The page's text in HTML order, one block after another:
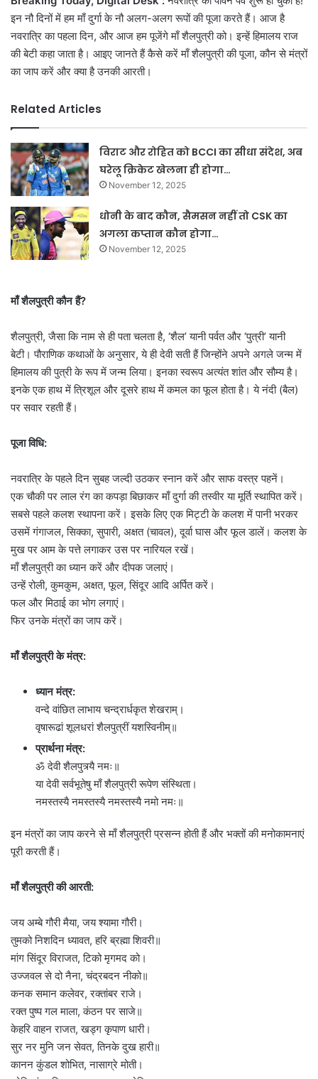
इन नौ दिनों में हम माँ दुर्गा के नौ अलग-अलग रूपों की पूजा करते हैं। आज है
नवरात्रि का पहला दिन, और आज हम पूजेंगे माँ शैलपुत्री को। इन्हें हिमालय राज
की बेटी कहा जाता है। आइए जानते हैं कैसे करें माँ शैलपुत्री की पूजा, कौन से मंत्रों
का जाप करें और क्या है उनकी आरती।
Related Articles
विराट और रोहित को BCCI का सीधा संदेश, अब
घरेलू क्रिकेट खेलना ही होगा…
November 12, 2025
धोनी के बाद कौन, सैमसन नहीं तो CSK का
अगला कप्तान कौन होगा…
November 12, 2025
माँ शैलपुत्री कौन हैं?
शैलपुत्री, जैसा कि नाम से ही पता चलता है, ‘शैल’ यानी पर्वत और ‘पुत्री’ यानी
बेटी। पौराणिक कथाओं के अनुसार, ये ही देवी सती हैं जिन्होंने अपने अगले जन्म में
हिमालय की पुत्री के रूप में जन्म लिया। इनका स्वरूप अत्यंत शांत और सौम्य है।
इनके एक हाथ में त्रिशूल और दूसरे हाथ में कमल का फूल होता है। ये नंदी (बैल)
पर सवार रहती हैं।
पूजा विधि:
नवरात्रि के पहले दिन सुबह जल्दी उठकर स्नान करें और साफ वस्त्र पहनें।
एक चौकी पर लाल रंग का कपड़ा बिछाकर माँ दुर्गा की तस्वीर या मूर्ति स्थापित करें।
सबसे पहले कलश स्थापना करें। इसके लिए एक मिट्टी के कलश में पानी भरकर
उसमें गंगाजल, सिक्का, सुपारी, अक्षत (चावल), दूर्वा घास और फूल डालें। कलश के
मुख पर आम के पत्ते लगाकर उस पर नारियल रखें।
माँ शैलपुत्री का ध्यान करें और दीपक जलाएं।
उन्हें रोली, कुमकुम, अक्षत, फूल, सिंदूर आदि अर्पित करें।
फल और मिठाई का भोग लगाएं।
फिर उनके मंत्रों का जाप करें।
माँ शैलपुत्री के मंत्र:
ध्यान मंत्र:
वन्दे वांछित लाभाय चन्द्रार्धकृत शेखराम्।
वृषारूढां शूलधरां शैलपुत्रीं यशस्विनीम्॥
प्रार्थना मंत्र:
ॐ देवी शैलपुत्र्यै नमः॥
या देवी सर्वभूतेषु माँ शैलपुत्री रूपेण संस्थिता।
नमस्तस्यै नमस्तस्यै नमस्तस्यै नमो नमः॥
इन मंत्रों का जाप करने से माँ शैलपुत्री प्रसन्न होती हैं और भक्तों की मनोकामनाएं
पूरी करती हैं।
माँ शैलपुत्री की आरती:
जय अम्बे गौरी मैया, जय श्यामा गौरी।
तुमको निशदिन ध्यावत, हरि ब्रह्मा शिवरी॥
मांग सिंदूर विराजत, टिको मृगमद को।
उज्जवल से दो नैना, चंद्रबदन नीको॥
कनक समान कलेवर, रक्तांबर राजे।
रक्त पुष्प गल माला, कंठन पर साजे॥
केहरि वाहन राजत, खड्ग कृपाण धारी।
सुर नर मुनि जन सेवत, तिनके दुख हारी॥
कानन कुंडल शोभित, नासाग्रे मोती।